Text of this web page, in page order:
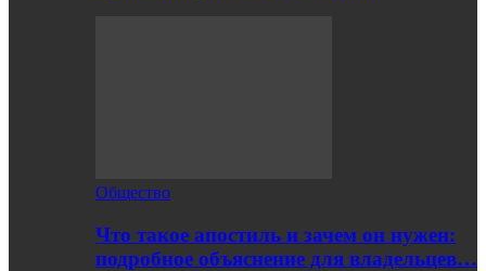
Общество
Что такое апостиль и зачем он нужен:
подробное объяснение для владельцев…